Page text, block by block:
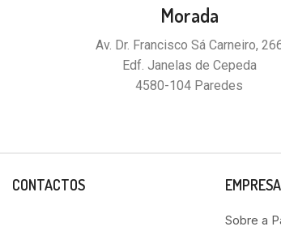
Morada
Av. Dr. Francisco Sá Carneiro,
Edf. Janelas de Cepeda
4580-104 Paredes
CONTACTOS EMPRESA
Sobre a